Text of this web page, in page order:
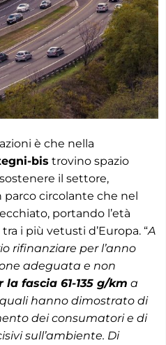
è che nella
bis trovino spazio
il settore,
circolante che nel
portando l’età
i più vetusti d’Europa. “A
rifinanziare per l’anno
adeguata e non
fascia 61-135 g/km a
hanno dimostrato di
dei consumatori e di
sull’ambiente. Di